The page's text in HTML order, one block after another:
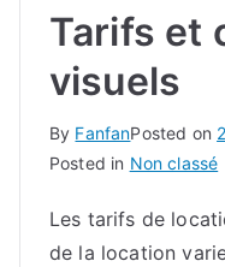
Tarifs et
visuels
By FanfanPosted on
Posted in Non classé
Les tarifs de
de la location